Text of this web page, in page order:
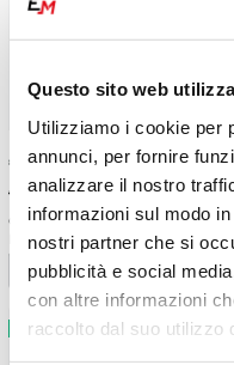
Questo sito web
Utilizziamo i cookie per
annunci, per fornire
analizzare il nostro
informazioni sul modo
nostri partner che si
pubblicità e social
con altre informazioni
raccolto dal suo utilizzo
€ 226.01 -5%
€ 237.90
Coperchio frizione Hinson
Husqvarna 450 FE (2017-2023)